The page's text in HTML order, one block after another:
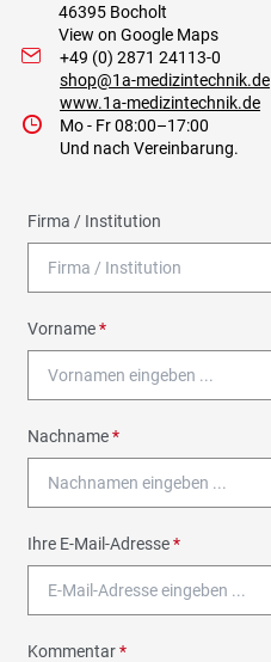
46395 Bocholt
View on Google Maps
I
+49 (0) 2871 24113-0
shop@1a-medizintechnik.de
www.1a-medizintechnik.de
9
Mo - Fr 08:00–17:00
Und nach Vereinbarung.
Firma / Institution
Vorname*
Nachname*
Ihre E-Mail-Adresse*
Kommentar*